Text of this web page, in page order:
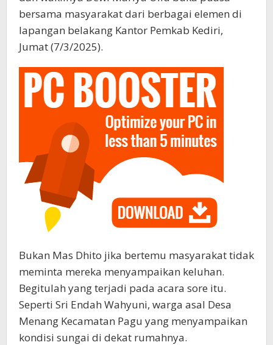
bersama masyarakat dari berbagai elemen di
lapangan belakang Kantor Pemkab Kediri,
Jumat (7/3/2025).
Bukan Mas Dhito jika bertemu masyarakat tidak
meminta mereka menyampaikan keluhan.
Begitulah yang terjadi pada acara sore itu.
Seperti Sri Endah Wahyuni, warga asal Desa
Menang Kecamatan Pagu yang menyampaikan
kondisi sungai di dekat rumahnya.